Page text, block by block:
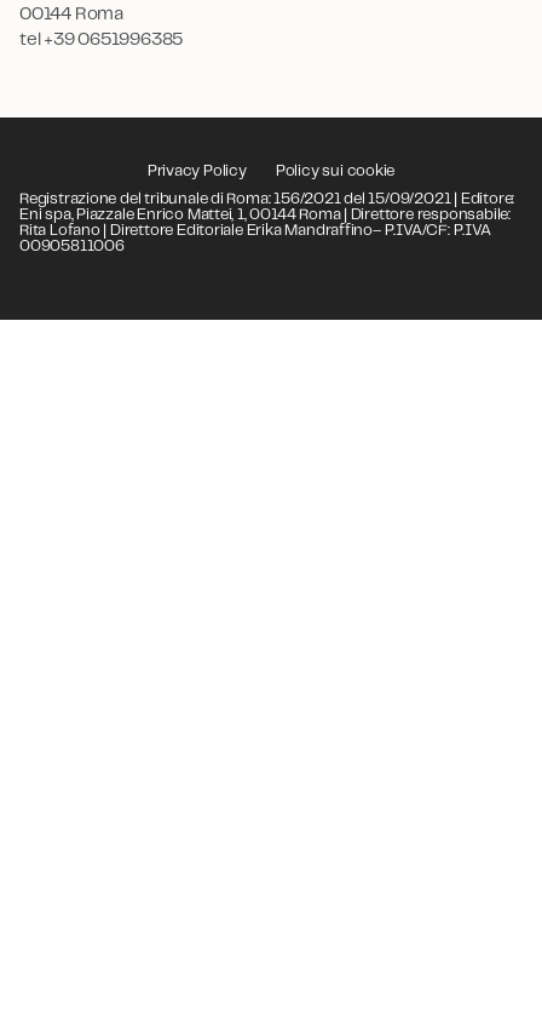
00144 Roma
tel +39 0651996385
Privacy Policy
Policy sui cookie
Registrazione del tribunale di Roma: 156/2021 del 15/09/2021 | Editore:
Eni spa, Piazzale Enrico Mattei, 1, 00144 Roma | Direttore responsabile:
Rita Lofano | Direttore Editoriale Erika Mandraffino– P.IVA/CF: P.IVA
00905811006